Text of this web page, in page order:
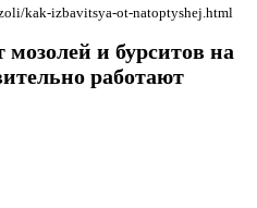
kak-izbavitsya-ot-natoptyshej.html
и бурситов на
работают